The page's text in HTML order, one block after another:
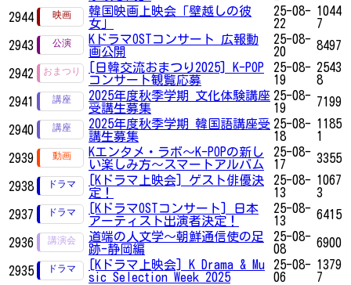
2944
韓国映画上映会「壁越しの彼
女」
25-08-
22
1044
7
2943
KドラマOSTコンサート 広報動
画公開
25-08-
20
8497
2942
[日韓交流おまつり2025] K-POP
コンサート観覧応募
25-08-
19
2543
8
2941
2025年度秋季学期 文化体験講座
受講生募集
25-08-
19
7199
2940
2025年度秋季学期 韓国語講座受
講生募集
25-08-
18
1185
1
2939
Kエンタメ・ラボ～K-POPの新し
い楽しみ方～スマートアルバム
25-08-
17
3355
2938
[Kドラマ上映会] ゲスト俳優決
定！
25-08-
13
1067
3
2937
[KドラマOSTコンサート] 日本
アーティスト出演者決定！
25-08-
13
6415
2936
道端の人文学～朝鮮通信使の足
跡-静岡編
25-08-
08
6900
2935
[Kドラマ上映会] K Drama & Mu
sic Selection Week 2025
25-08-
06
1379
7